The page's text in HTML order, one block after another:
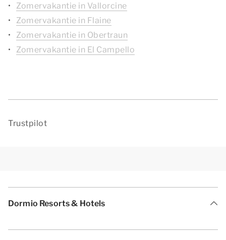
Zomervakantie in Vallorcine
Zomervakantie in Flaine
Zomervakantie in Obertraun
Zomervakantie in El Campello
Trustpilot
Dormio Resorts & Hotels